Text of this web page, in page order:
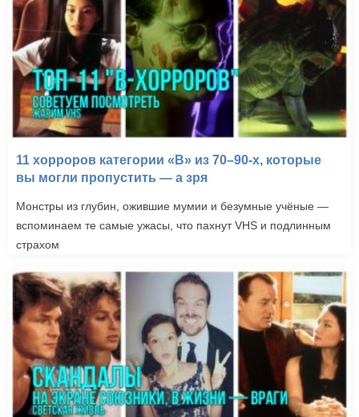
11 хорроров категории «B» из 70–90-х, которые
вы могли пропустить — а зря
Монстры из глубин, ожившие мумии и безумные учёные —
вспоминаем те самые ужасы, что пахнут VHS и подлинным
страхом